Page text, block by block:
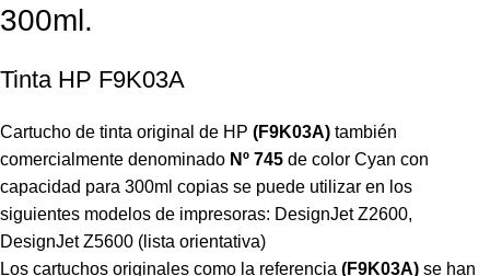
300ml.
Tinta HP F9K03A
Cartucho de tinta original de HP (F9K03A) también
comercialmente denominado Nº 745 de color Cyan con
capacidad para 300ml copias se puede utilizar en los
siguientes modelos de impresoras: DesignJet Z2600,
DesignJet Z5600 (lista orientativa)
Los cartuchos originales como la referencia (F9K03A) se han